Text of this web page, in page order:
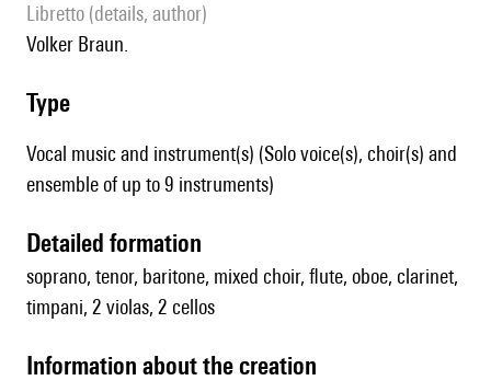
Libretto (details, author)
Volker Braun.
type
Vocal music and instrument(s) (Solo voice(s), choir(s) and
ensemble of up to 9 instruments)
detailed formation
soprano, tenor, baritone, mixed choir, flute, oboe, clarinet,
timpani, 2 violas, 2 cellos
information about the creation